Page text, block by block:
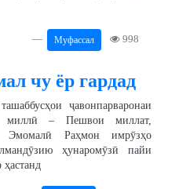
Муфассал 998
чу ёр гардад
ҷавонпарваронаи
миллӣ – Пешвои миллат,
Эмомалӣ Раҳмон имрӯзҳо
ҳунаромӯзӣ пайи